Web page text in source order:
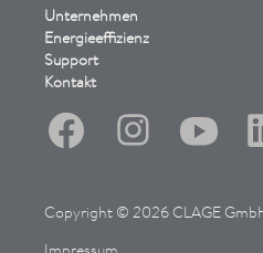
Unternehmen
Energieeffizienz
Support
Kontakt
Copyright © 2026 CLAGE